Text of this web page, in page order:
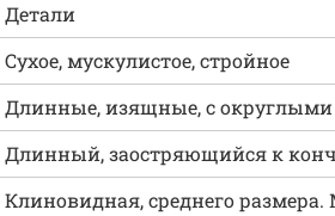
Детали
Сухое, мускулистое, стройное
Длинные, изящные, с
Длинный, заостряющийся к
Клиновидная, среднего размера.